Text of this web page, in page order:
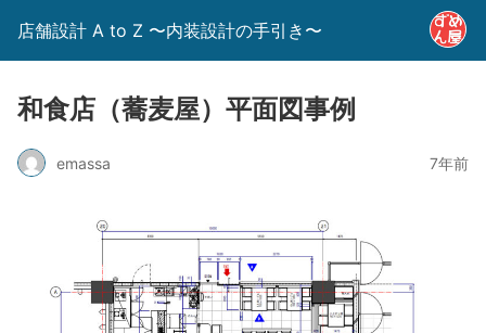
店舗設計 A to Z 〜内装設計の手引き〜
和食店（蕎麦屋）平面図事例
emassa 7年前